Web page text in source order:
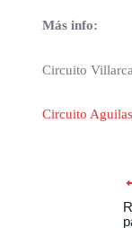
Más info:
Circuito
Circuito Aguilas